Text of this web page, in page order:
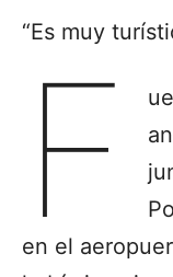
“Es muy
F
en el